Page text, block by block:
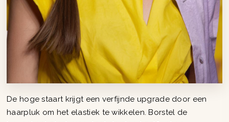
De hoge staart krijgt een verfijnde upgrade door een
haarpluk om het elastiek te wikkelen. Borstel de